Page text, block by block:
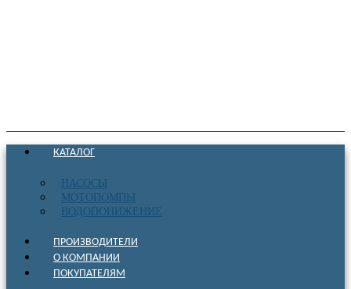
КАТАЛОГ
НАСОСЫ
МОТОПОМПЫ
ВОДОПОНИЖЕНИЕ
ПРОИЗВОДИТЕЛИ
О КОМПАНИИ
ПОКУПАТЕЛЯМ